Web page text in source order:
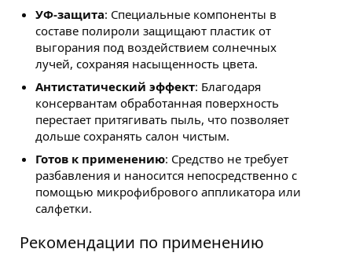
УФ-защита: Специальные компоненты в
составе полироли защищают пластик от
выгорания под воздействием солнечных
лучей, сохраняя насыщенность цвета.
Антистатический эффект: Благодаря
консервантам обработанная поверхность
перестает притягивать пыль, что позволяет
дольше сохранять салон чистым.
Готов к применению: Средство не требует
разбавления и наносится непосредственно с
помощью микрофибрового аппликатора или
салфетки.
Рекомендации по применению